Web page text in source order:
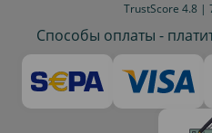
TrustScore 4.8 |
Способы оплаты -